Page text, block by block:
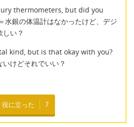
thermometers, but did you
銀の体温計はなかったけど、デジ
しい？
kind, but is that okay with you?
けどそれでいい？
役に立った 7